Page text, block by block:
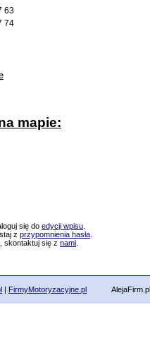
63
74
mapie:
się do edycji wpisu
z przypomnienia hasła
skontaktuj się z nami
| FirmyMotoryzacyjne.pl AlejaFirm.pl